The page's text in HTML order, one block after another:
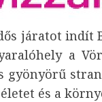
járatot indít
a
gyönyörű
és a